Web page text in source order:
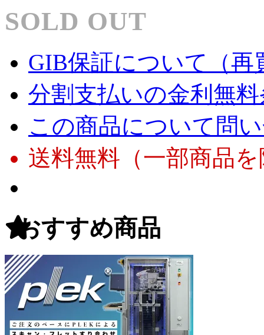
SOLD OUT
GIB保証について（再
分割支払いの金利無
この商品について問
送料無料（一部商品
おすすめ商品